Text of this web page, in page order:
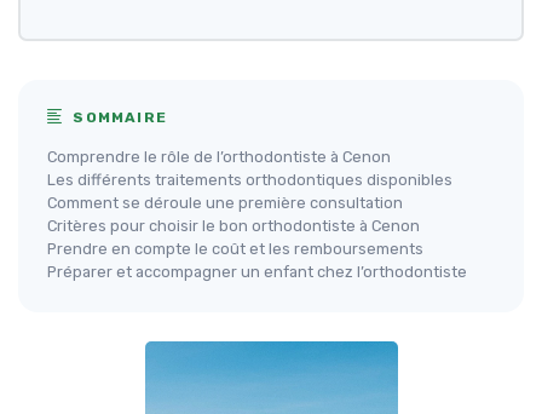
SOMMAIRE
Comprendre le rôle de l’orthodontiste à Cenon
Les différents traitements orthodontiques disponibles
Comment se déroule une première consultation
Critères pour choisir le bon orthodontiste à Cenon
Prendre en compte le coût et les remboursements
Préparer et accompagner un enfant chez l’orthodontiste